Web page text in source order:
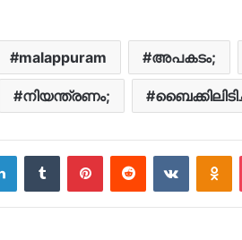
malappuram അപകടം;
നിയന്ത്രണം;
LinkedInTumblr PinterestReddit